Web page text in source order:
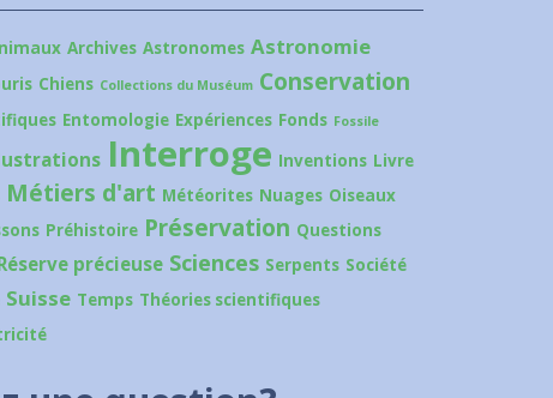
Archives Astronomes Astronomie
Chiens Collections du Muséum Conservation
Entomologie Expériences Fonds Fossile
Interroge Inventions Livre
Métiers d'art Météorites Nuages Oiseaux
Préhistoire Préservation Questions
précieuse Sciences Serpents Société
Suisse Temps Théories scientifiques